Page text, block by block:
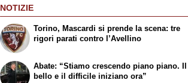
NOTIZIE
Torino, Mascardi si prende la scena: tre
rigori parati contro l’Avellino
Abate: “Stiamo crescendo piano piano. Il
bello e il difficile iniziano ora”